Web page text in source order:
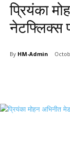
प्रियंका
नेटफ्लिक्स
By HM-Admin